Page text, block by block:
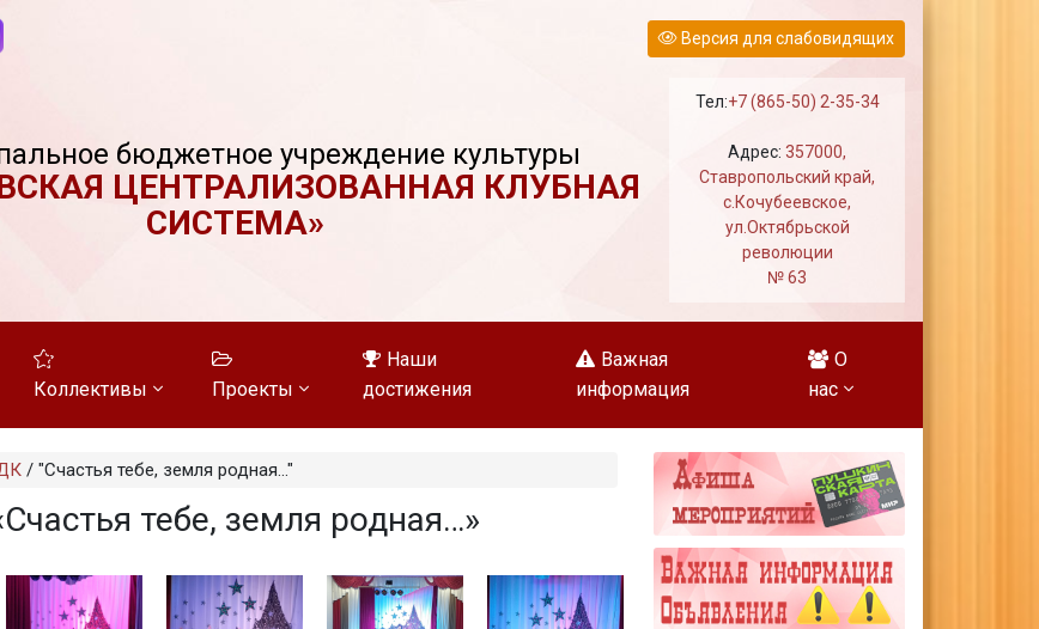
Версия для слабовидящих
бюджетное учреждение культуры
ЦЕНТРАЛИЗОВАННАЯ КЛУБНАЯ
СИСТЕМА»
Тел:+7 (865-50) 2-35-34
Адрес:357000,
Ставропольский край,
с.Кочубеевское,
ул.Октябрьской
революции
№ 63
Коллективы Проекты
Наши
достижения
Важная
информация
О
нас
/ "Счастья тебе, земля родная..."
тебе, земля родная…»